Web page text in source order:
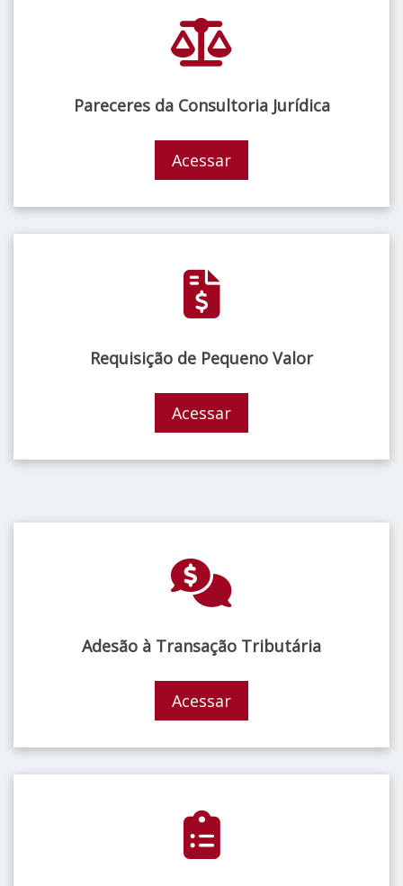
Pareceres da Consultoria Jurídica
Acessar
Requisição de Pequeno Valor
Acessar
Adesão à Transação Tributária
Acessar